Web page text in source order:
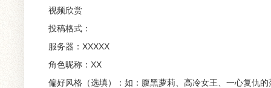
视频欣赏
投稿格式：
服务器：XXXXX
角色昵称：XX
偏好风格（选填）：如：腹黑萝莉、高冷女王、一心复仇